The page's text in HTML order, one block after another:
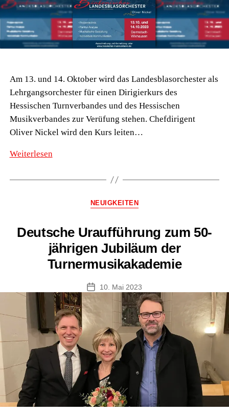
Am 13. und 14. Oktober wird das Landesblasorchester als
Lehrgangsorchester für einen Dirigierkurs des
Hessischen Turnverbandes und des Hessischen
Musikverbandes zur Verüfung stehen. Chefdirigent
Oliver Nickel wird den Kurs leiten…
WeiterlesenDirigierkurs
dem
Kategorien
NEUIGKEITEN
Deutsche Uraufführung zum 50-
jährigen Jubiläum der
Turnermusikakademie
Veröffentlichungsdatum
10. Mai 2023